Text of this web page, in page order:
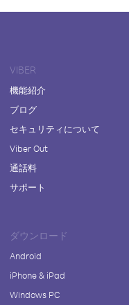
VIBER
機能紹介
ブログ
セキュリティについて
Viber Out
通話料
サポート
ダウンロード
Android
iPhone & iPad
Windows PC